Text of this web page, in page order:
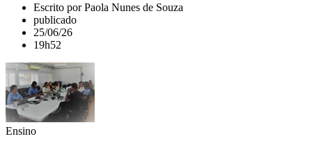
Escrito por Paola Nunes de Souza
publicado
25/06/26
19h52
Ensino